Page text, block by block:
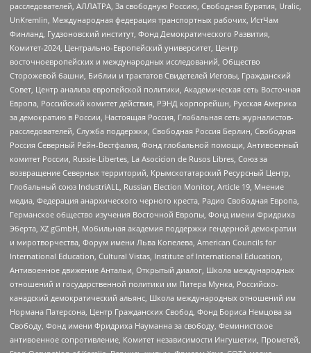
расследователей, АЛЛАТРА, За свободную Россию, Свободная Бурятия, Uralic,
UnKremlin, Международная федерация транспортных рабочих, ИстЧам
Финланд, Гудзоновский институт, Фонд Демократического Развития,
Комитет-2024, Центрально-Европейский университет, Центр
восточноевропейских и международных исследований, Общество
Сторожевой башни, Библии и трактатов Свидетелей Иеговы, Гражданский
Совет, Центр анализа европейской политики, Академическая сеть Восточная
Европа, Российский комитет действия, РЭНД корпорейшн, Русская Америка
за демократию в России, Настоящая Россия, Глобальная сеть журналистов-
расследователей, Служба поддержки, Свободная Россия Берлин, Свободная
Россия Северный Рейн-Вестфалия, Фонд глобальной помощи, Антивоенный
комитет России, Russie-Libertes, La Asocicion de Rusos Libres, Союз за
возвращение Северных территорий, Крымскотатарский Ресурсный Центр,
Глобальный союз IndustriALL, Russian Election Monitor, Article 19, Мнение
медиа, Федерация анархического черного креста, Радио Свободная Европа,
Германское общество изучения Восточной Европы, Фонд имени Фридриха
Эберта, XZ gGmbH, Мобильная академия поддержки гендерной демократии
и миротворчества, Форум имени Льва Копелева, American Councils for
International Education, Cultural Vistas, Institute of International Education,
Антивоенное движение Антальи, Открытый диалог, Школа международных
отношений и государственной политики им Питера Мунка, Российско-
канадский демократический альянс, Школа международных отношений им
Нормана Патерсона, Центр Гражданских Свобод, Фонд Бориса Немцова за
Свободу, Фонд имени Фридриха Науманна за свободу, Феминистское
антивоенное сопротивление, Комитет независимости Ингушетии, Прометей,